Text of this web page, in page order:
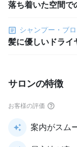
落ち着いた空間で
シャンプー・ブ
髪に優しいドライ
サロンの特徴
お客様の評価
案内がスム